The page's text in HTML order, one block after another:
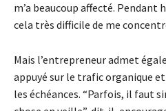
m’a beaucoup affecté. Pendant
cela très difficile de me
Mais l’entrepreneur admet
appuyé sur le trafic organique
les échéances. “Parfois, il faut